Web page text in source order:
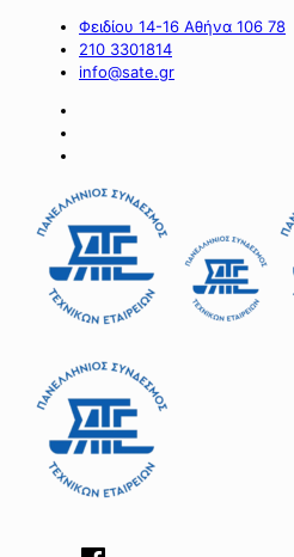
Φειδίου 14-16 Αθήνα 106 78
210 3301814
info@sate.gr